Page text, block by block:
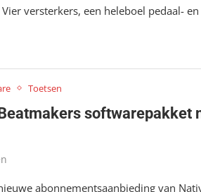
versterkers, een heleboel pedaal-
Toetsen
softwarepakket
abonnementsaanbieding van